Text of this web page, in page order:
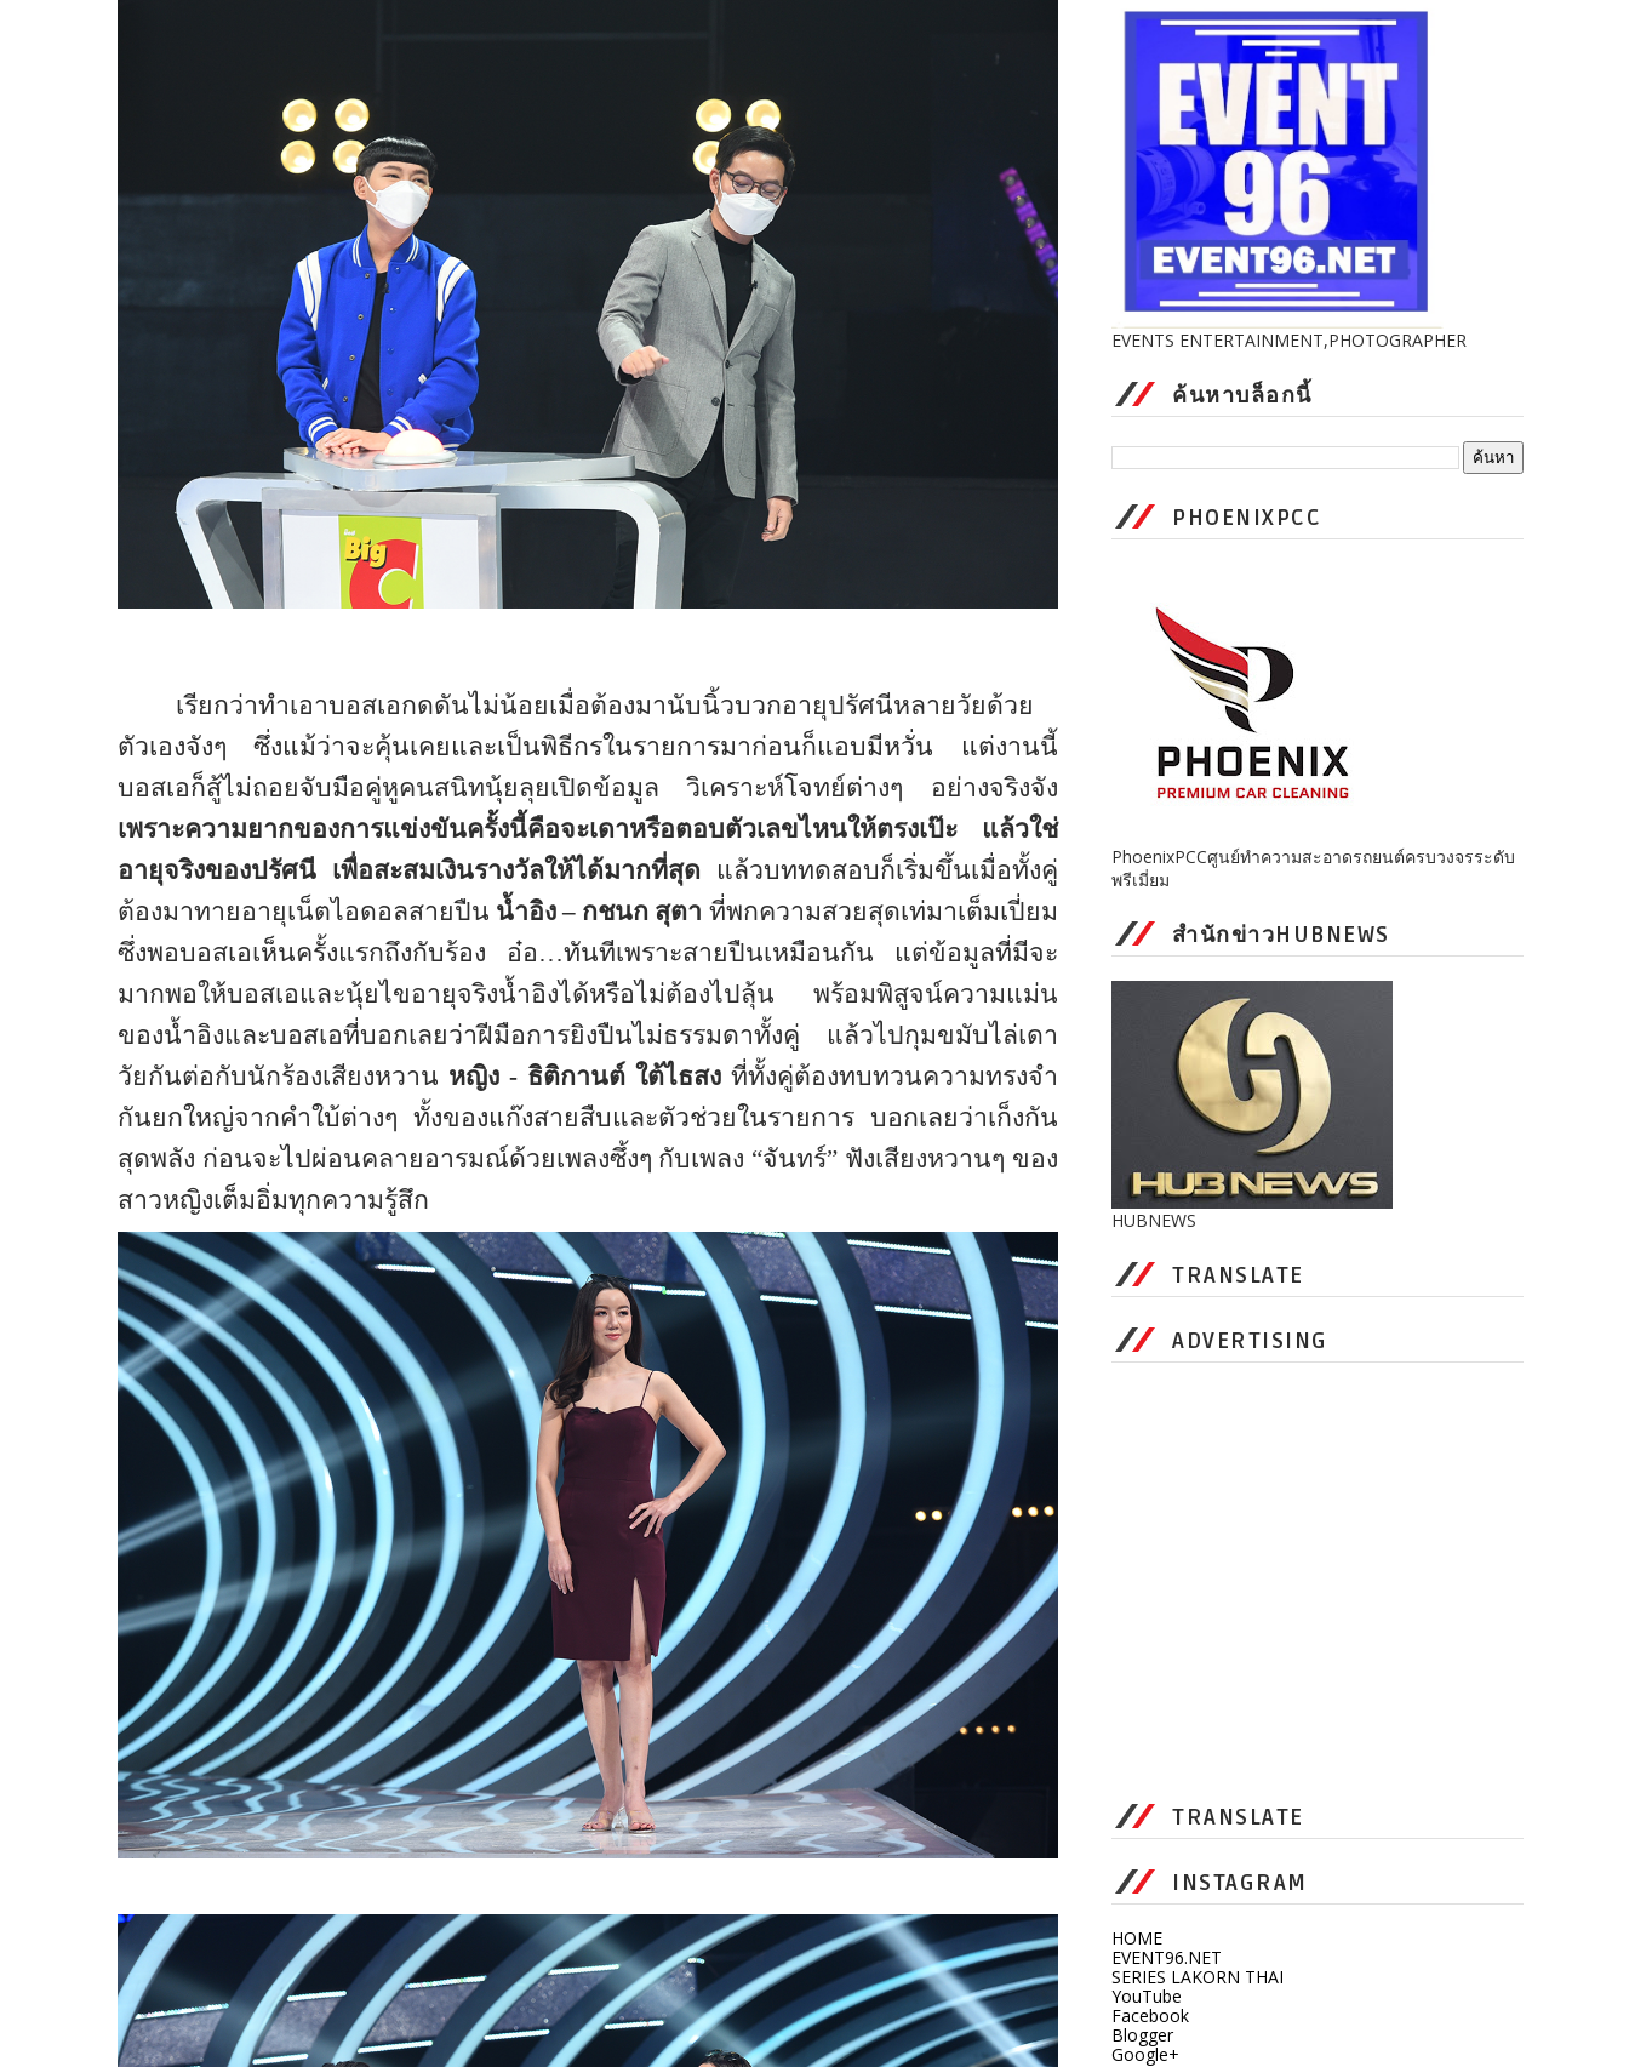
เรียกว่าทำเอาบอสเอกดดันไม่น้อยเมื่อต้องมานับนิ้วบวกอายุปรัศนีหลายวัยด้วย
ตัวเองจังๆ ซึ่งแม้ว่าจะคุ้นเคยและเป็นพิธีกรในรายการมาก่อนก็แอบมีหวั่น แต่งานนี้
บอสเอก็สู้ไม่ถอยจับมือคู่หูคนสนิทนุ้ยลุยเปิดข้อมูล วิเคราะห์โจทย์ต่างๆ อย่างจริงจัง
เพราะความยากของการแข่งขันครั้งนี้คือจะเดาหรือตอบตัวเลขไหนให้ตรงเป๊ะ แล้วใช่
อายุจริงของปรัศนี เพื่อสะสมเงินรางวัลให้ได้มากที่สุด
แล้วบททดสอบก็เริ่มขึ้นเมื่อทั้งคู่
ต้องมาทายอายุเน็ตไอดอลสายปืน น้ำอิง – กชนก สุตา ที่พกความสวยสุดเท่มาเต็มเปี่ยม
ซึ่งพอบอสเอเห็นครั้งแรกถึงกับร้อง อ๋อ…ทันทีเพราะสายปืนเหมือนกัน แต่ข้อมูลที่มีจะ
มากพอให้บอสเอและนุ้ยไขอายุจริงน้ำอิงได้หรือไม่ต้องไปลุ้น พร้อมพิสูจน์ความแม่น
ของน้ำอิงและบอสเอที่บอกเลยว่าฝีมือการยิงปืนไม่ธรรมดาทั้งคู่ แล้วไปกุมขมับไล่เดา
วัยกันต่อกับนักร้องเสียงหวาน หญิง - ธิติกานต์ ใต้ไธสง ที่ทั้งคู่ต้องทบทวนความทรงจำ
กันยกใหญ่จากคำใบ้ต่างๆ ทั้งของแก๊งสายสืบและตัวช่วยในรายการ บอกเลยว่าเก็งกัน
สุดพลัง ก่อนจะไปผ่อนคลายอารมณ์ด้วยเพลงซึ้งๆ กับเพลง “จันทร์” ฟังเสียงหวานๆ ของ
สาวหญิงเต็มอิ่มทุกความรู้สึก
EVENTS ENTERTAINMENT,PHOTOGRAPHER
ค้นหาบล็อกนี้
PHOENIXPCC
PhoenixPCCศูนย์ทำความสะอาดรถยนต์ครบวงจรระดับ
พรีเมี่ยม
สำนักข่าวHUBNEWS
HUBNEWS
TRANSLATE
ADVERTISING
TRANSLATE
INSTAGRAM
HOME
EVENT96.NET
SERIES LAKORN THAI
YouTube
Facebook
Blogger
Google+